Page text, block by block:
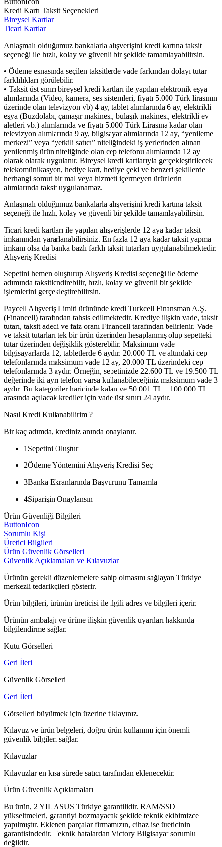
ButtonIcon
Kredi Kartı Taksit Seçenekleri
Bireysel Kartlar
Ticari Kartlar
Anlaşmalı olduğumuz bankalarla alışverişini kredi kartına taksit
seçeneği ile hızlı, kolay ve güvenli bir şekilde tamamlayabilirsin.
• Ödeme esnasında seçilen taksitlerde vade farkından dolayı tutar
farklılıkları görülebilir.
• Taksit üst sınırı bireysel kredi kartları ile yapılan elektronik eşya
alımlarında (Video, kamera, ses sistemleri, fiyatı 5.000 Türk lirasının
üzerinde olan televizyon vb) 4 ay, tablet alımlarında 6 ay, elektrikli
eşya (Buzdolabı, çamaşır makinesi, bulaşık makinesi, elektrikli ev
aletleri vb.) alımlarında ve fiyatı 5.000 Türk Lirasına kadar olan
televizyon alımlarında 9 ay, bilgisayar alımlarında 12 ay, “yenileme
merkezi” veya “yetkili satıcı” niteliğindeki iş yerlerinden alınan
yenilenmiş ürün niteliğinde olan cep telefonu alımlarında 12 ay
olarak olarak uygulanır. Bireysel kredi kartlarıyla gerçekleştirilecek
telekomünikasyon, hediye kart, hediye çeki ve benzeri şekillerde
herhangi somut bir mal veya hizmeti içermeyen ürünlerin
alımlarında taksit uygulanamaz.
Anlaşmalı olduğumuz bankalarla alışverişini kredi kartına taksit
seçeneği ile hızlı, kolay ve güvenli bir şekilde tamamlayabilirsin.
Ticari kredi kartları ile yapılan alışverişlerde 12 aya kadar taksit
imkanından yararlanabilirsiniz. En fazla 12 aya kadar taksit yapma
imkanı olsa da banka bazlı farklı taksit tutarları uygulanabilmektedir.
Alışveriş Kredisi
Sepetini hemen oluşturup Alışveriş Kredisi seçeneği ile ödeme
adımında taksitlendirebilir, hızlı, kolay ve güvenli bir şekilde
işlemlerini gerçekleştirebilirsin.
Paycell Alışveriş Limiti ürününde kredi Turkcell Finansman A.Ş.
(Financell) tarafından tahsis edilmektedir. Krediye ilişkin vade, taksit
tutarı, taksit adedi ve faiz oranı Financell tarafından belirlenir. Vade
ve taksit tutarları tek bir ürün üzerinden hesaplanmış olup sepetteki
tutar üzerinden değişiklik gösterebilir. Maksimum vade
bilgisayarlarda 12, tabletlerde 6 aydır. 20.000 TL ve altındaki cep
telefonlarında maksimum vade 12 ay, 20.000 TL üzerindeki cep
telefonlarında 3 aydır. Örneğin, sepetinizde 22.600 TL ve 19.500 TL
değerinde iki ayrı telefon varsa kullanabileceğiniz maksimum vade 3
aydır. Bu kategoriler haricinde kalan ve 50.001 TL – 100.000 TL
arasında açılacak krediler için vade üst sınırı 24 aydır.
Nasıl Kredi Kullanabilirim ?
Bir kaç adımda, krediniz anında onaylanır.
1 Sepetini Oluştur
2Ödeme Yöntemini Alışveriş Kredisi Seç
3Banka Ekranlarında Başvurunu Tamamla
4Siparişin Onaylansın
Ürün Güvenliği Bilgileri
ButtonIcon
Sorumlu Kişi
Üretici Bilgileri
Ürün Güvenlik Görselleri
Güvenlik Açıklamaları ve Kılavuzlar
Ürünün gerekli düzenlemelere sahip olmasını sağlayan Türkiye
merkezli tedarikçileri gösterir.
Ürün bilgileri, ürünün üreticisi ile ilgili adres ve bilgileri içerir.
Ürünün ambalajı ve ürüne ilişkin güvenlik uyarıları hakkında
bilgilendirme sağlar.
Kutu Görselleri
Geri İleri
Güvenlik Görselleri
Geri İleri
Görselleri büyütmek için üzerine tıklayınız.
Kılavuz ve ürün belgeleri, doğru ürün kullanımı için önemli
güvenlik bilgileri sağlar.
Kılavuzlar
Kılavuzlar en kısa sürede satıcı tarafından eklenecektir.
Ürün Güvenlik Açıklamaları
Bu ürün, 2 YIL ASUS Türkiye garantilidir. RAM/SSD
yükseltmeleri, garantiyi bozmayacak şekilde teknik ekibimizce
yapılmıştır. Eklenen parçalar firmamızın, cihaz ise üreticinin
garantisindedir. Teknik hatalardan Victory Bilgisayar sorumlu
değildir.